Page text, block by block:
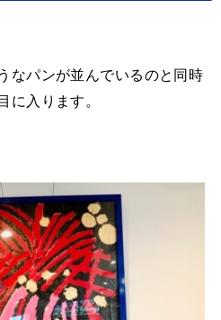
なパンが並んでいるのと同時
に入ります。